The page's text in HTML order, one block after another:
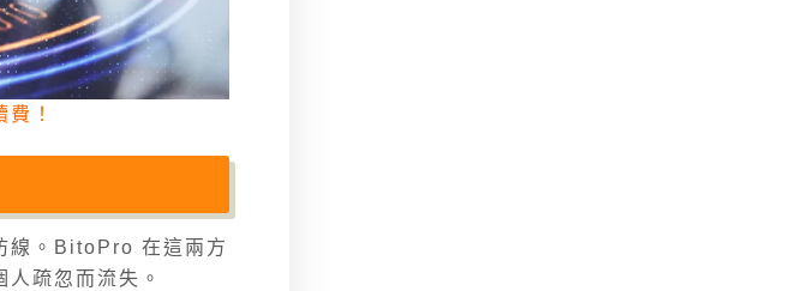
！
線。BitoPro 在這兩方
疏忽而流失。